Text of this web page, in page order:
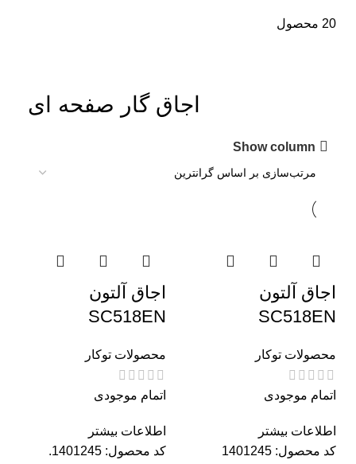
20 محصول
اجاق گار صفحه ای
Show column
اجاق آلتون
SC518EN
محصولات توکار
اتمام موجودی
اطلاعات بیشتر
کد محصول: 1401245
اجاق آلتون
SC518EN
محصولات توکار
اتمام موجودی
اطلاعات بیشتر
کد محصول: 1401245.